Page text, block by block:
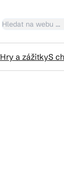
Hry a zážitkyS